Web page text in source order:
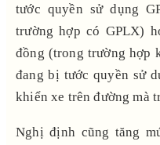
tước quyền sử dụng
trường hợp có GPLX)
đồng (trong trường hợp
đang bị tước quyền sử
khiển xe trên đường mà
Nghị định cũng tăng